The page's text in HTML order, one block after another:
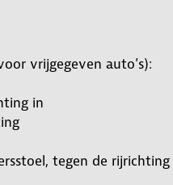
vrijgegeven auto’s):
in
tegen de